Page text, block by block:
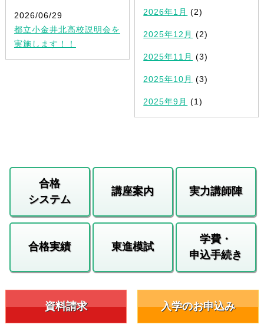
2026/06/29
都立小金井北高校説明会を
実施します！！
2026年1月 (2)
2025年12月 (2)
2025年11月 (3)
2025年10月 (3)
2025年9月 (1)
合格
システム
講座案内 実力講師陣
合格実績 東進模試
学費・
申込手続き
資料請求 入学のお申込み